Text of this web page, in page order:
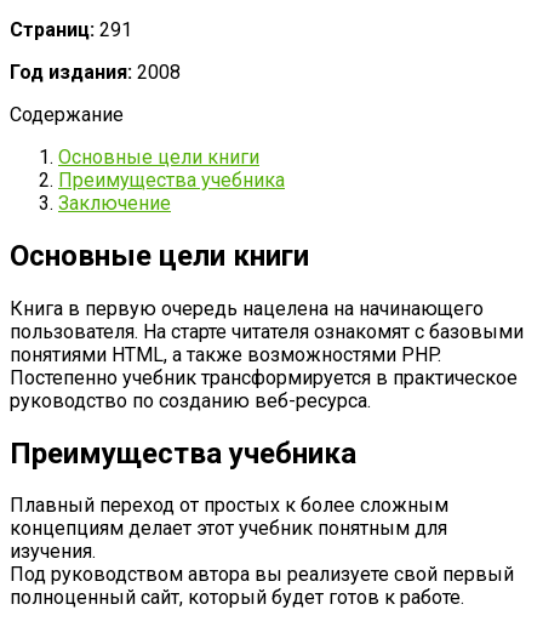
Страниц: 291
Год издания: 2008
Содержание
Основные цели книги
Преимущества учебника
Заключение
Основные цели книги
Книга в первую очередь нацелена на начинающего
пользователя. На старте читателя ознакомят с базовыми
понятиями HTML, а также возможностями PHP.
Постепенно учебник трансформируется в практическое
руководство по созданию веб-ресурса.
Преимущества учебника
Плавный переход от простых к более сложным
концепциям делает этот учебник понятным для
изучения.
Под руководством автора вы реализуете свой первый
полноценный сайт, который будет готов к работе.